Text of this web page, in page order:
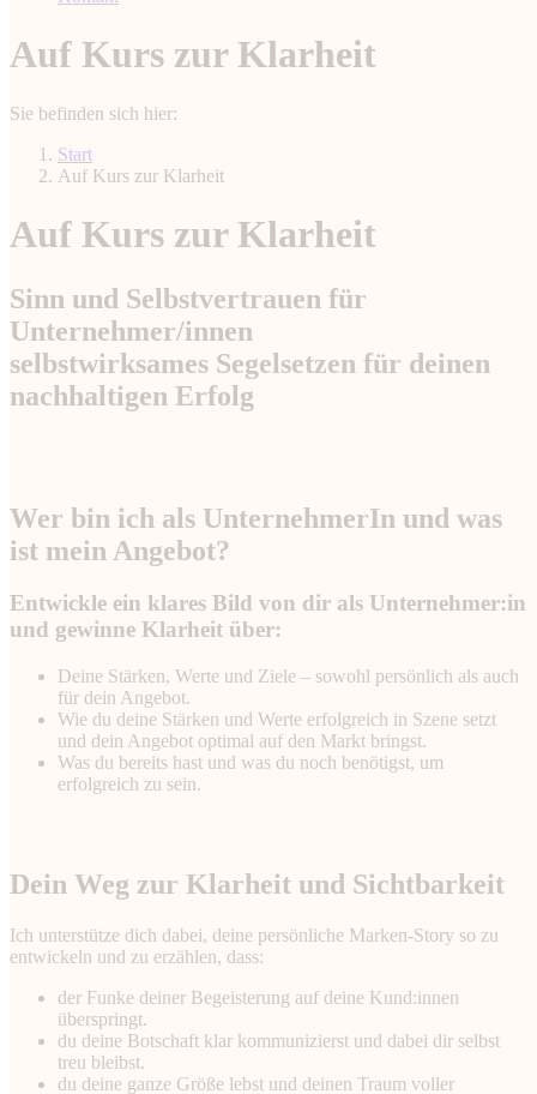
Auf Kurs zur Klarheit
Sie befinden sich hier:
Start
Auf Kurs zur Klarheit
Auf Kurs zur Klarheit
Sinn und Selbstvertrauen für
Unternehmer/innen
selbstwirksames Segelsetzen für deinen
nachhaltigen Erfolg
Wer bin ich als UnternehmerIn und was
ist mein Angebot?
Entwickle ein klares Bild von dir als Unternehmer:in
und gewinne Klarheit über:
Deine Stärken, Werte und Ziele – sowohl persönlich als auch
für dein Angebot.
Wie du deine Stärken und Werte erfolgreich in Szene setzt
und dein Angebot optimal auf den Markt bringst.
Was du bereits hast und was du noch benötigst, um
erfolgreich zu sein.
Dein Weg zur Klarheit und Sichtbarkeit
Ich unterstütze dich dabei, deine persönliche Marken-Story so zu
entwickeln und zu erzählen, dass:
der Funke deiner Begeisterung auf deine Kund:innen
überspringt.
du deine Botschaft klar kommunizierst und dabei dir selbst
treu bleibst.
du deine ganze Größe lebst und deinen Traum voller